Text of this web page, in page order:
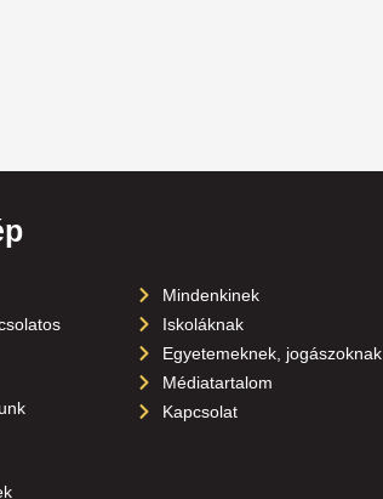
Mindenkinek
Iskoláknak
Egyetemeknek, jogászoknak
Médiatartalom
Kapcsolat